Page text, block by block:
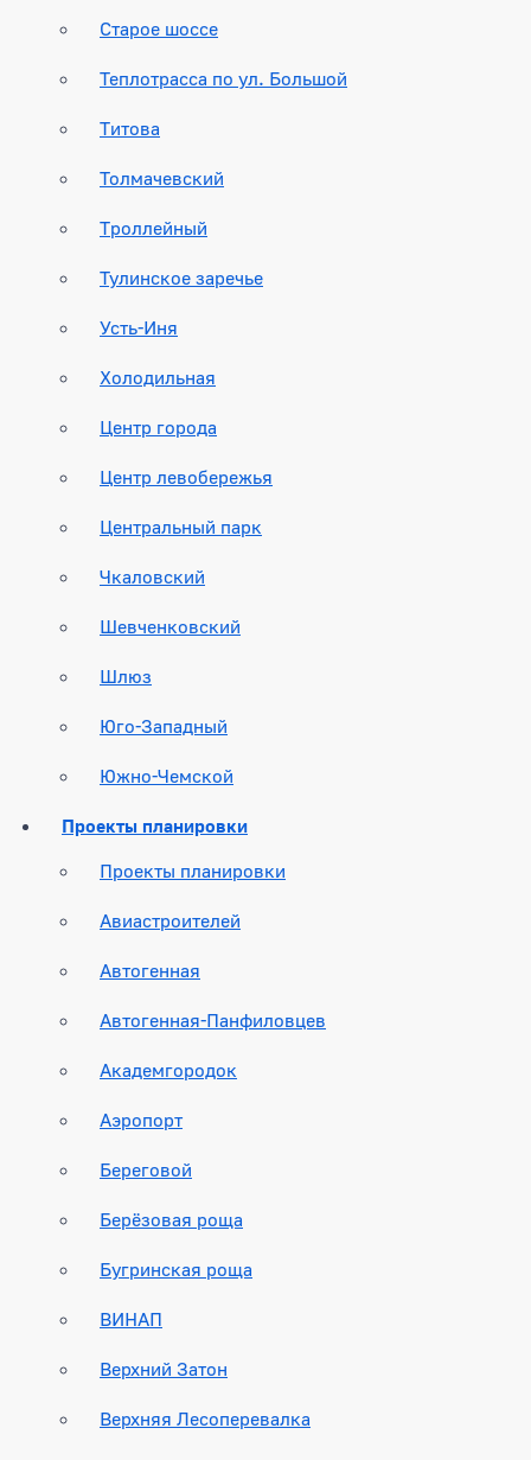
Старое шоссе
Теплотрасса по ул. Большой
Титова
Толмачевский
Троллейный
Тулинское заречье
Усть-Иня
Холодильная
Центр города
Центр левобережья
Центральный парк
Чкаловский
Шевченковский
Шлюз
Юго-Западный
Южно-Чемской
Проекты планировки
Проекты планировки
Авиастроителей
Автогенная
Автогенная-Панфиловцев
Академгородок
Аэропорт
Береговой
Берёзовая роща
Бугринская роща
ВИНАП
Верхний Затон
Верхняя Лесоперевалка